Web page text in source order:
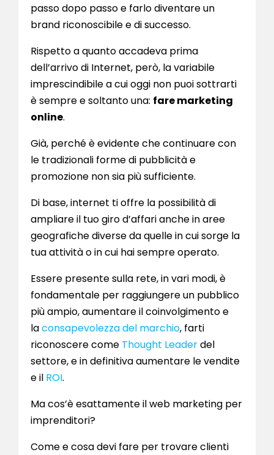
passo dopo passo e farlo diventare un
brand riconoscibile e di successo.
Rispetto a quanto accadeva prima
dell’arrivo di Internet, però, la variabile
imprescindibile a cui oggi non puoi sottrarti
è sempre e soltanto una: fare marketing
online.
Già, perché è evidente che continuare con
le tradizionali forme di pubblicità e
promozione non sia più sufficiente.
Di base, internet ti offre la possibilità di
ampliare il tuo giro d’affari anche in aree
geografiche diverse da quelle in cui sorge la
tua attività o in cui hai sempre operato.
Essere presente sulla rete, in vari modi, è
fondamentale per raggiungere un pubblico
più ampio, aumentare il coinvolgimento e
laconsapevolezza del marchio, farti
riconoscere come Thought Leaderdel
settore, e in definitiva aumentare le vendite
e il ROI.
Ma cos’è esattamente il web marketing per
imprenditori?
Come e cosa devi fare per trovare clienti